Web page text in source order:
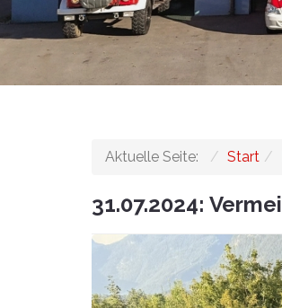
Aktuelle Seite: Start
31.07.2024: